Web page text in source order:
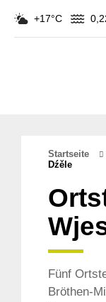
+17°C
Startseite
Dźěle
Fünf
Bröthen-